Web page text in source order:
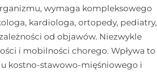
wymaga kompleksowego
kardiologa, ortopedy, pediatry,
od objawów. Niezwykle
i mobilności chorego. Wpływa to
kostno-stawowo-mięśniowego i